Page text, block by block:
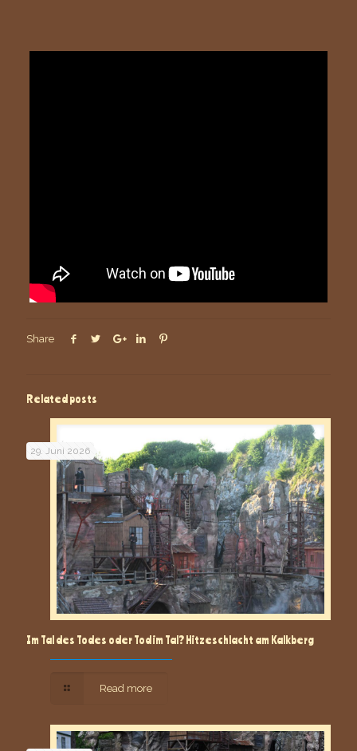
Share
Related posts
29. Juni 2026
Im Tal des Todes oder Tod im Tal? Hitzeschlacht am Kalkberg
Read more